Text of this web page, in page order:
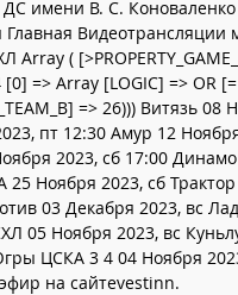
имени В. С.
Видеотрансляции
(
=> Array [LOGIC] => OR
=> 26))) Витязь 08
пт 12:30 Амур 12
2023, сб 17:00
Ноября 2023, сб
03 Декабря 2023, вс
05 Ноября 2023, вс
ЦСКА 3 4 04 Ноября
эфир на сайтеvestinn.